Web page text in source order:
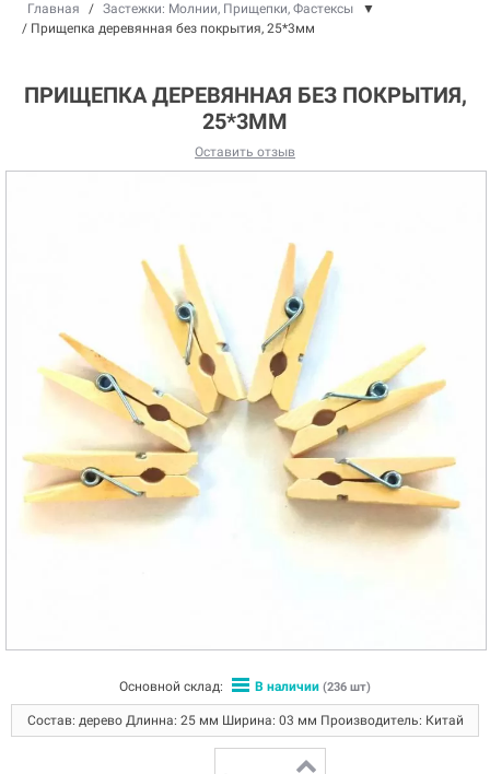
Главная / Застежки: Молнии, Прищепки, Фастексы
▼
/ Прищепка деревянная без покрытия, 25*3мм
ПРИЩЕПКА ДЕРЕВЯННАЯ БЕЗ ПОКРЫТИЯ,
25*3ММ
Оставить отзыв
Основной склад: В наличии (236 шт)
Состав: дерево Длинна: 25 мм Ширина: 03 мм Производитель: Китай